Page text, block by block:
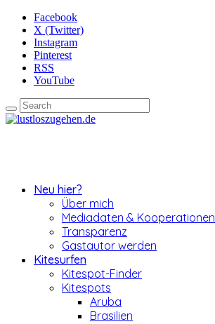
Facebook
X (Twitter)
Instagram
Pinterest
RSS
YouTube
Neu hier?
Über mich
Mediadaten & Kooperationen
Transparenz
Gastautor werden
Kitesurfen
Kitespot-Finder
Kitespots
Aruba
Brasilien